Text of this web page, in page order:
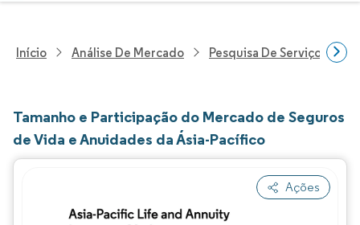
Início Análise De Mercado Pesquisa De Serviços
Tamanho e Participação do Mercado de Seguros
de Vida e Anuidades da Ásia-Pacífico
Ações